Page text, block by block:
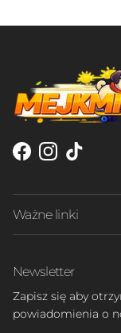
Facebook
Instagram
TikTok
Ważne linki
Newsletter
Zapisz się aby
powiadomienia o